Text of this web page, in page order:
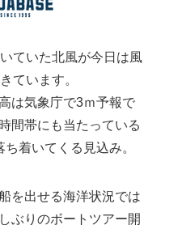
ていた北風が今日は風
ています。
は気象庁で3ｍ予報で
間帯にも当たっている
着いてくる見込み。
を出せる海洋状況では
ぶりのボートツアー開